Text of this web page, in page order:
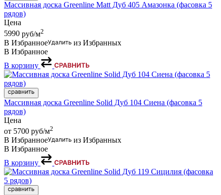
Массивная доска Greenline Matt Дуб 405 Амазонка (фасовка 5
рядов)
Цена
5990 руб/м2
В Избранное
из Избранных
В Избранное
В корзину
Массивная доска Greenline Solid Дуб 104 Сиена (фасовка 5
рядов)
Цена
от 5700 руб/м2
В Избранное
из Избранных
В Избранное
В корзину